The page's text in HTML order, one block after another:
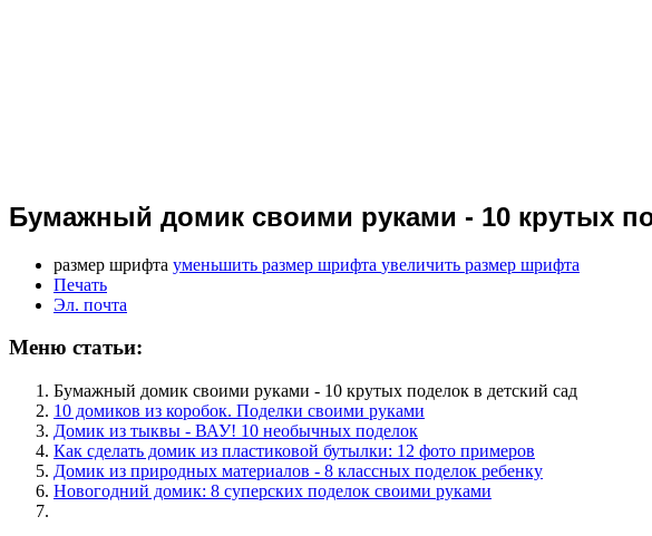
Бумажный домик своими руками - 10 крутых
размер шрифта уменьшить размер шрифта увеличить размер шрифта
Печать
Эл. почта
Меню статьи:
Бумажный домик своими руками - 10 крутых поделок в детский сад
10 домиков из коробок. Поделки своими руками
Домик из тыквы - ВАУ! 10 необычных поделок
Как сделать домик из пластиковой бутылки: 12 фото примеров
Домик из природных материалов - 8 классных поделок ребенку
Новогодний домик: 8 суперских поделок своими руками